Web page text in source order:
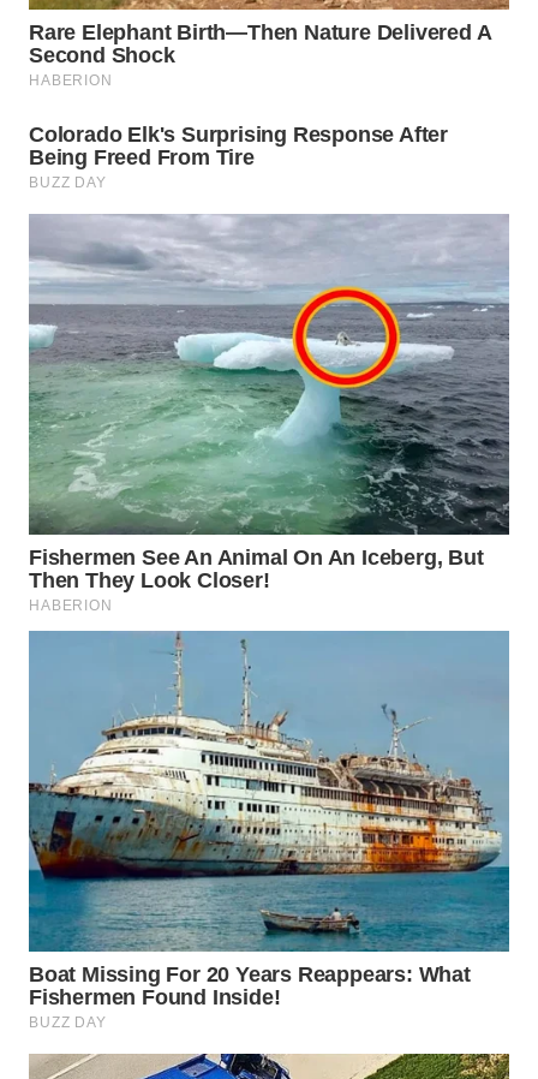
TOBA
WN
WN
LANGKAT
WN
TAPANULI
SELATAN
WN
TANJUNG
LESUNG
WN
KARO
WN
SIMALUNGUN
WN
TAPANULI
TENGAH
WN DELI
SERDANG
WN
TEBING
TINGGI
WN